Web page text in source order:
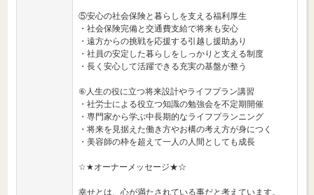
⑤安心の社会保険と暮らしを支える福利厚生
・社会保険完備と交通費支給で将来も安心
・遠方からの挑戦を応援する引越し援助あり
・社員の安定した暮らしをしっかりと支える制度
・長く安心して活躍できる充実の基盤が整う
⑥人生の役に立つ将来設計やライフプラン講習
・社労士による役立つ知識の勉強会を不定期開催
・専門家から学ぶ中長期的なライフプランニング
・将来を見据えた働き方やお構の考え方が身につく
・美容師の枠を超えて一人の人間としても成長
☆★オーナーメッセージ★☆
幸せとは、心が満たされている事だと考えています。